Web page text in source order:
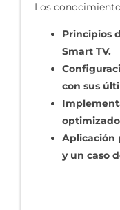
Los
Principios
Smart TV.
con sus
Aplicación
y un caso